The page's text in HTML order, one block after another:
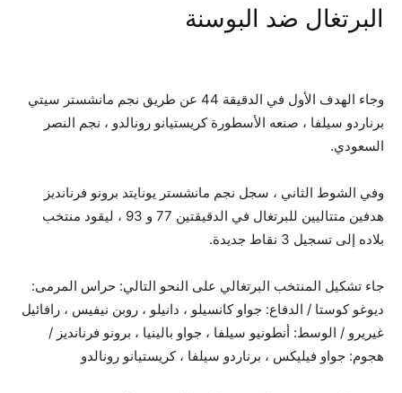
البرتغال ضد البوسنة
وجاء الهدف الأول في الدقيقة 44 عن طريق نجم مانشستر سيتي
برناردو سيلفا ، صنعه الأسطورة كريستيانو رونالدو ، نجم النصر
السعودي.
وفي الشوط الثاني ، سجل نجم مانشستر يونايتد برونو فرنانديز
هدفين متتاليين للبرتغال في الدقيقتين 77 و 93 ، ليقود منتخب
بلاده إلى تسجيل 3 نقاط جديدة.
جاء تشكيل المنتخب البرتغالي على النحو التالي: حراس المرمى:
ديوغو كوستا / الدفاع: جواو كانسيلو ، دانيلو ، روبن نيفيس ، رافائيل
غيريرو / الوسط: أنطونيو سيلفا ، جواو بالينيا ، برونو فرنانديز /
هجوم: جواو فيليكس ، برناردو سيلفا ، كريستيانو رونالدو